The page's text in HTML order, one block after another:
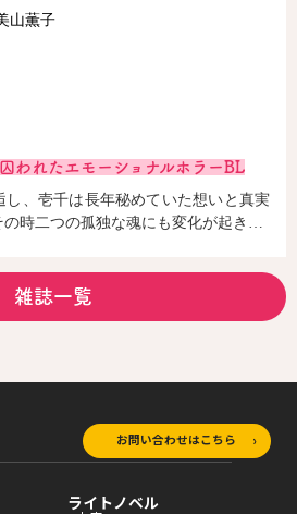
山薫子
われたエモーショナルホラーBL
し、壱千は長年秘めていた想いと真実
時二つの孤独な魂にも変化が起き…
雑誌一覧
お問い合わせはこちら
ライトノベル